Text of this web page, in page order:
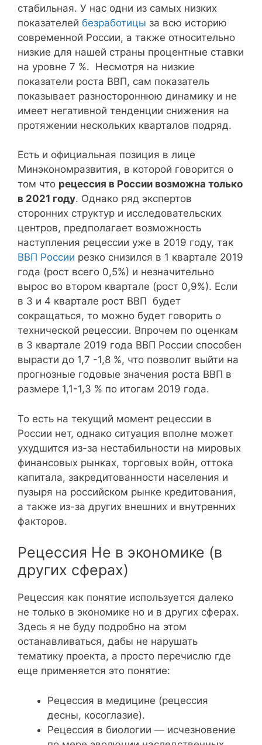
стабильная. У нас одни из самых низких
показателей безработицы за всю историю
современной России, а также относительно
низкие для нашей страны процентные ставки
на уровне 7 %. Несмотря на низкие
показатели роста ВВП, сам показатель
показывает разностороннюю динамику и не
имеет негативной тенденции снижения на
протяжении нескольких кварталов подряд.
Есть и официальная позиция в лице
Минэкономразвития, в которой говорится о
том что рецессия в России возможна только
в 2021 году. Однако ряд экспертов
сторонних структур и исследовательских
центров, предполагает возможность
наступления рецессии уже в 2019 году, так
ВВП России резко снизился в 1 квартале 2019
года (рост всего 0,5%) и незначительно
вырос во втором квартале (рост 0,9%). Если
в 3 и 4 квартале рост ВВП будет
сокращаться, то можно будет говорить о
технической рецессии. Впрочем по оценкам
в 3 квартале 2019 года ВВП России способен
вырасти до 1,7 -1,8 %, что позволит выйти на
прогнозные годовые значения роста ВВП в
размере 1,1-1,3 % по итогам 2019 года.
То есть на текущий момент рецессии в
России нет, однако ситуация вполне может
ухудшится из-за нестабильности на мировых
финансовых рынках, торговых войн, оттока
капитала, закредитованности населения и
пузыря на российском рынке кредитования,
а также из-за других внешних и внутренних
факторов.
Рецессия Не в экономике (в
других сферах)
Рецессия как понятие используется далеко
не только в экономике но и в других сферах.
Здесь я не буду подробно на этом
останавливаться, дабы не нарушать
тематику проекта, а просто перечислю где
еще применяется это понятие:
Рецессия в медицине (рецессия
десны, косоглазие).
Рецессия в биологии — исчезновение